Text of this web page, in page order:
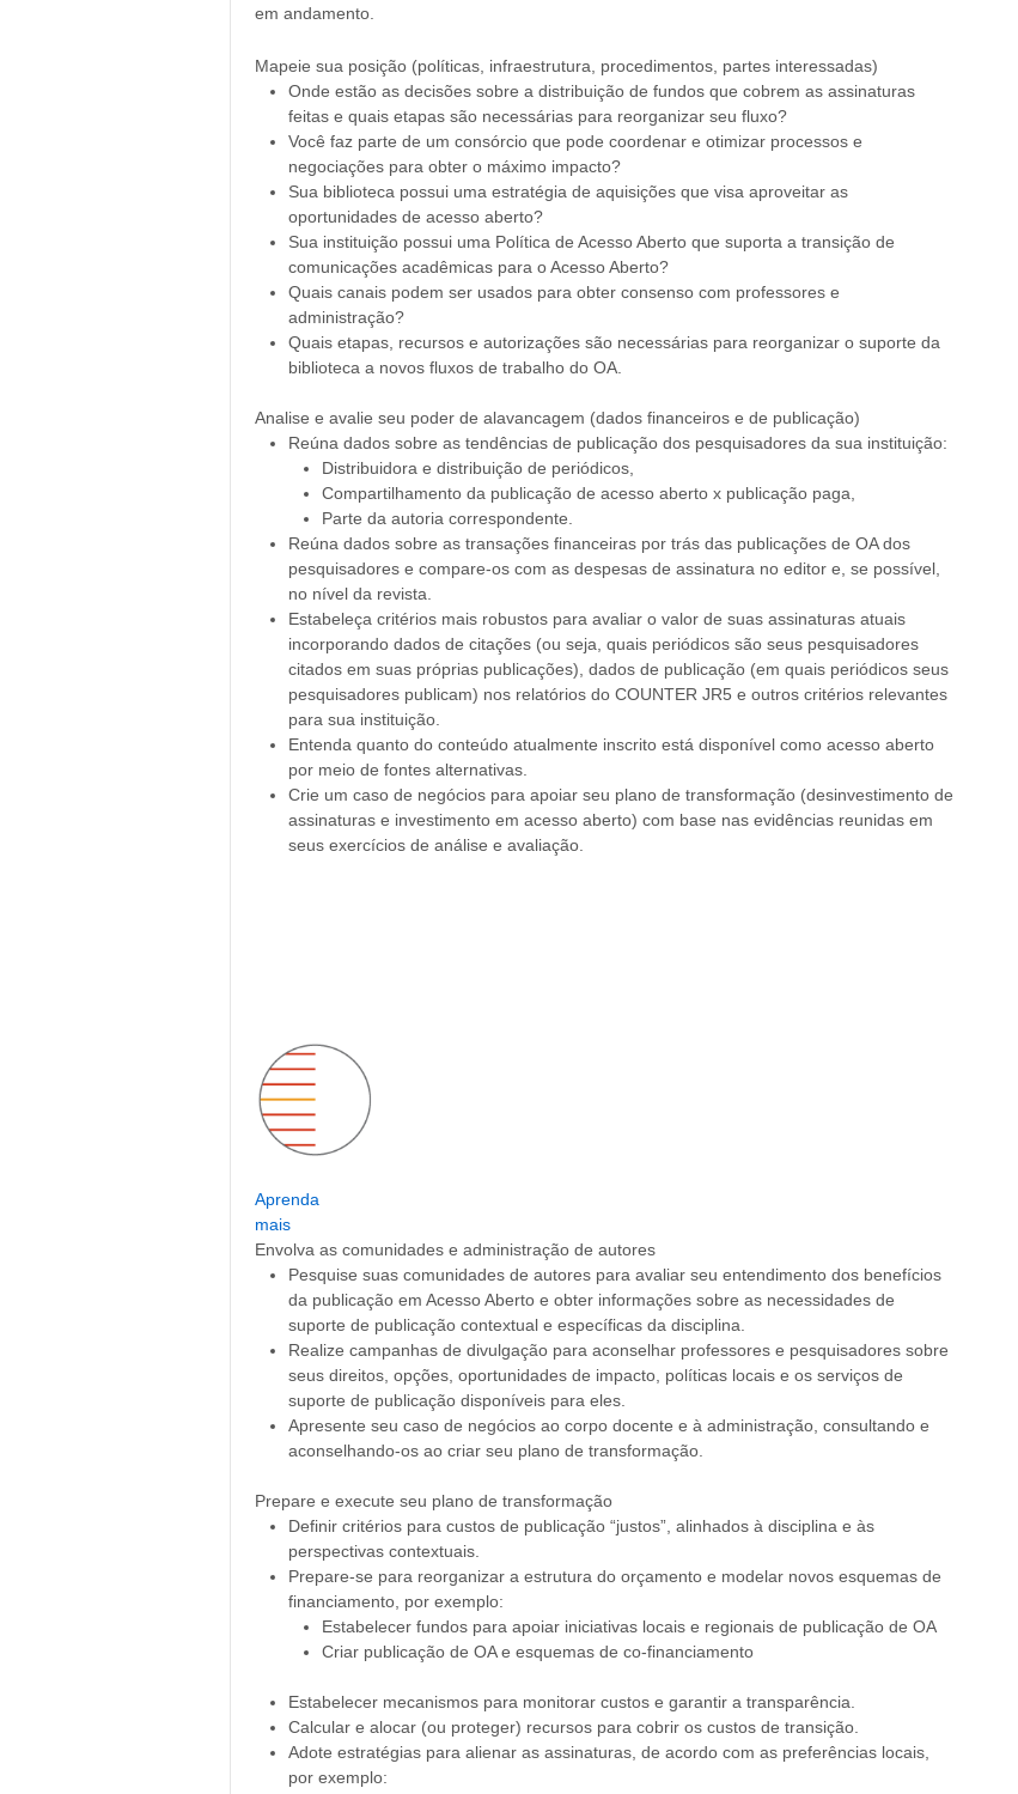
em andamento.
Mapeie sua posição (políticas, infraestrutura, procedimentos, partes interessadas)
Onde estão as decisões sobre a distribuição de fundos que cobrem as assinaturas
feitas e quais etapas são necessárias para reorganizar seu fluxo?
Você faz parte de um consórcio que pode coordenar e otimizar processos e
negociações para obter o máximo impacto?
Sua biblioteca possui uma estratégia de aquisições que visa aproveitar as
oportunidades de acesso aberto?
Sua instituição possui uma Política de Acesso Aberto que suporta a transição de
comunicações acadêmicas para o Acesso Aberto?
Quais canais podem ser usados para obter consenso com professores e
administração?
Quais etapas, recursos e autorizações são necessárias para reorganizar o suporte da
biblioteca a novos fluxos de trabalho do OA.
Analise e avalie seu poder de alavancagem (dados financeiros e de publicação)
Reúna dados sobre as tendências de publicação dos pesquisadores da sua instituição:
Distribuidora e distribuição de periódicos,
Compartilhamento da publicação de acesso aberto x publicação paga,
Parte da autoria correspondente.
Reúna dados sobre as transações financeiras por trás das publicações de OA dos
pesquisadores e compare-os com as despesas de assinatura no editor e, se possível,
no nível da revista.
Estabeleça critérios mais robustos para avaliar o valor de suas assinaturas atuais
incorporando dados de citações (ou seja, quais periódicos são seus pesquisadores
citados em suas próprias publicações), dados de publicação (em quais periódicos seus
pesquisadores publicam) nos relatórios do COUNTER JR5 e outros critérios relevantes
para sua instituição.
Entenda quanto do conteúdo atualmente inscrito está disponível como acesso aberto
por meio de fontes alternativas.
Crie um caso de negócios para apoiar seu plano de transformação (desinvestimento de
assinaturas e investimento em acesso aberto) com base nas evidências reunidas em
seus exercícios de análise e avaliação.
Aprenda
mais
Envolva as comunidades e administração de autores
Pesquise suas comunidades de autores para avaliar seu entendimento dos benefícios
da publicação em Acesso Aberto e obter informações sobre as necessidades de
suporte de publicação contextual e específicas da disciplina.
Realize campanhas de divulgação para aconselhar professores e pesquisadores sobre
seus direitos, opções, oportunidades de impacto, políticas locais e os serviços de
suporte de publicação disponíveis para eles.
Apresente seu caso de negócios ao corpo docente e à administração, consultando e
aconselhando-os ao criar seu plano de transformação.
Prepare e execute seu plano de transformação
Definir critérios para custos de publicação “justos”, alinhados à disciplina e às
perspectivas contextuais.
Prepare-se para reorganizar a estrutura do orçamento e modelar novos esquemas de
financiamento, por exemplo:
Estabelecer fundos para apoiar iniciativas locais e regionais de publicação de OA
Criar publicação de OA e esquemas de co-financiamento
Estabelecer mecanismos para monitorar custos e garantir a transparência.
Calcular e alocar (ou proteger) recursos para cobrir os custos de transição.
Adote estratégias para alienar as assinaturas, de acordo com as preferências locais,
por exemplo: